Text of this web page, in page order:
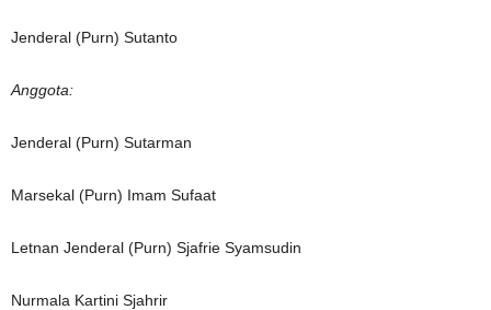
Jenderal (Purn) Sutanto
Anggota:
Jenderal (Purn) Sutarman
Marsekal (Purn) Imam Sufaat
Letnan Jenderal (Purn) Sjafrie Syamsudin
Nurmala Kartini Sjahrir